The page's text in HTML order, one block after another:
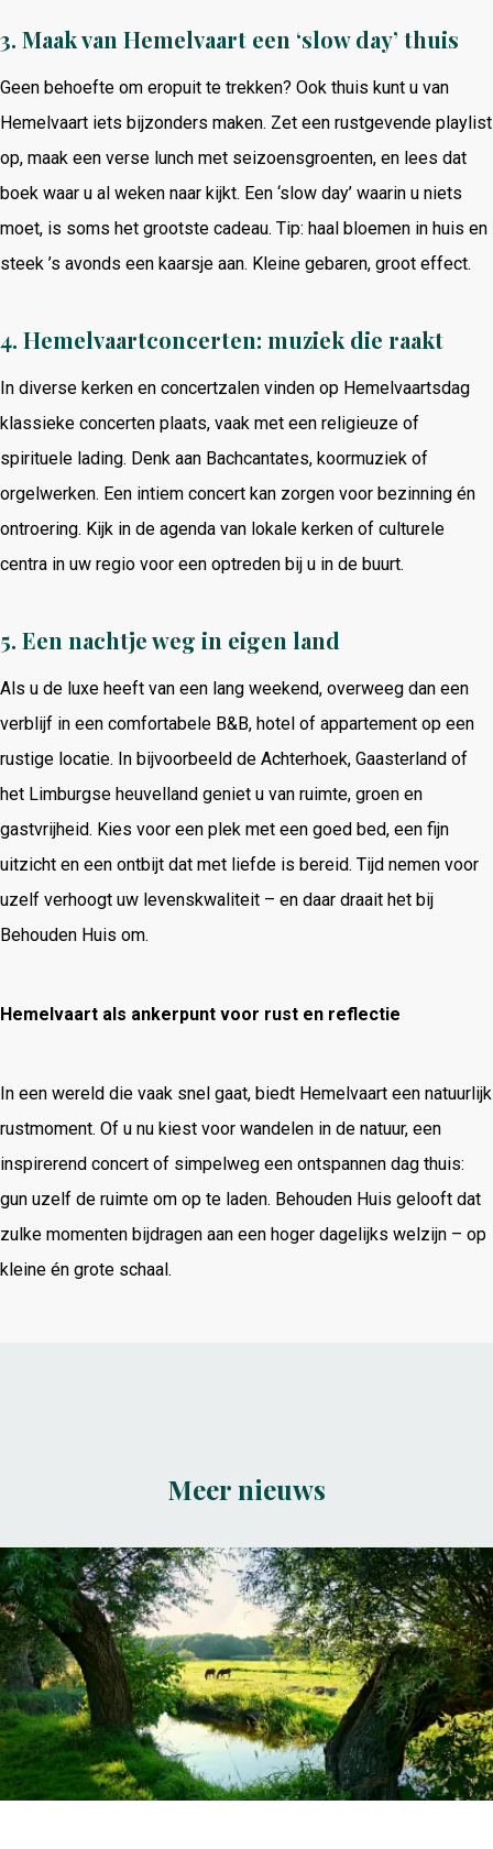
3. Maak van Hemelvaart een ‘slow day’ thuis
Geen behoefte om eropuit te trekken? Ook thuis kunt u van
Hemelvaart iets bijzonders maken. Zet een rustgevende playlist
op, maak een verse lunch met seizoensgroenten, en lees dat
boek waar u al weken naar kijkt. Een ‘slow day’ waarin u niets
moet, is soms het grootste cadeau. Tip: haal bloemen in huis en
steek ’s avonds een kaarsje aan. Kleine gebaren, groot effect.
4. Hemelvaartconcerten: muziek die raakt
In diverse kerken en concertzalen vinden op Hemelvaartsdag
klassieke concerten plaats, vaak met een religieuze of
spirituele lading. Denk aan Bachcantates, koormuziek of
orgelwerken. Een intiem concert kan zorgen voor bezinning én
ontroering. Kijk in de agenda van lokale kerken of culturele
centra in uw regio voor een optreden bij u in de buurt.
5. Een nachtje weg in eigen land
Als u de luxe heeft van een lang weekend, overweeg dan een
verblijf in een comfortabele B&B, hotel of appartement op een
rustige locatie. In bijvoorbeeld de Achterhoek, Gaasterland of
het Limburgse heuvelland geniet u van ruimte, groen en
gastvrijheid. Kies voor een plek met een goed bed, een fijn
uitzicht en een ontbijt dat met liefde is bereid. Tijd nemen voor
uzelf verhoogt uw levenskwaliteit – en daar draait het bij
Behouden Huis om.
Hemelvaart als ankerpunt voor rust en reflectie
In een wereld die vaak snel gaat, biedt Hemelvaart een natuurlijk
rustmoment. Of u nu kiest voor wandelen in de natuur, een
inspirerend concert of simpelweg een ontspannen dag thuis:
gun uzelf de ruimte om op te laden. Behouden Huis gelooft dat
zulke momenten bijdragen aan een hoger dagelijks welzijn – op
kleine én grote schaal.
Meer nieuws